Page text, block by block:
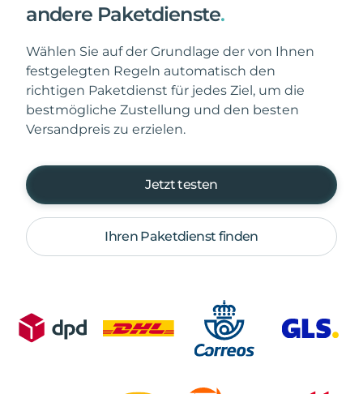
andere Paketdienste.
Wählen Sie auf der Grundlage der von Ihnen
festgelegten Regeln automatisch den
richtigen Paketdienst für jedes Ziel, um die
bestmögliche Zustellung und den besten
Versandpreis zu erzielen.
Jetzt testen
Ihren Paketdienst finden